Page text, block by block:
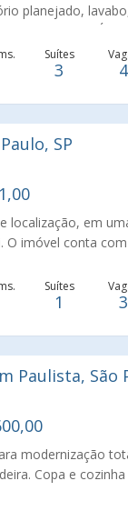
planejado,
para a Área
retrátil
alarme Verisure,
ou dois grandes. O
permitindo
por estar
Suítes
3 4
SP
localização, em
O imóvel conta
natural e
ainda de 3
para
e áreas verdes.
Suítes
1 3
Paulista, São
modernização
Copa e